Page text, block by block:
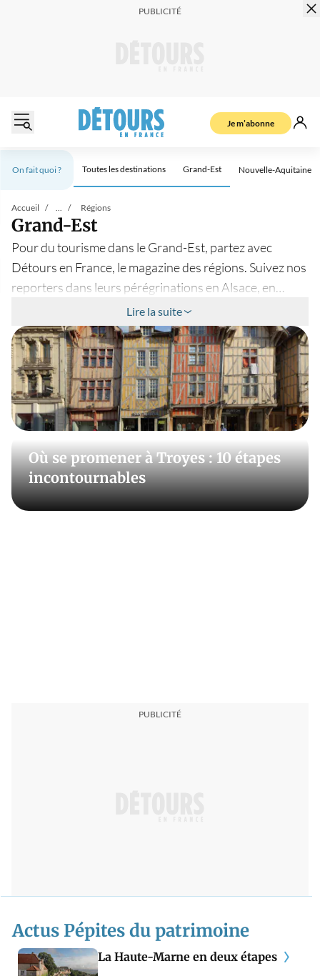
Je m’abonne
On fait quoi ? Toutes les destinations Grand-Est Nouvelle-Aquitaine
Accueil ... Régions
Grand-Est
Pour du tourisme dans le Grand-Est, partez avec
Détours en France, le magazine des régions. Suivez nos
reporters dans leurs pérégrinations en Alsace, en
Lorraine ou en Champagne-Ardenne : à Strasbourg, à
Nancy, à Metz, découvrez les villages typiques de la
route des vins, les châteaux de Champagne, les plus
beaux paysages des parcs naturels, la gastronomie
locale, et bien sûr les marchés de Noël. Laissez-vous
guider par nos suggestions de randos et d’itinéraires
touristiques, nos photos exclusives, notre sélection de
lieux incontournables à visiter et nos bonnes adresses
gourmandes à dévorer ! En toutes saisons, pour faire
du tourisme dans le Grand-Est, les bons plans sont sur
Détours en France !
Lire la suite
Nos articles à la une
Où se promener à Troyes : 10 étapes
incontournables
Actus Pépites du patrimoine
La Haute-Marne en deux étapes